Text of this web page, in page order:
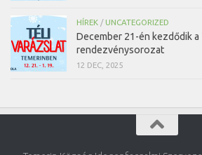
HÍREK / UNCATEGORIZED
December 21-én kezdődik
rendezvénysorozat
12 DEC, 2025